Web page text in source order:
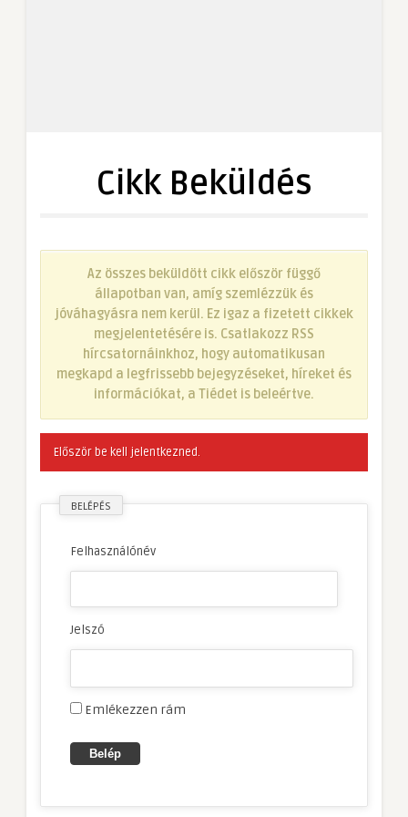
Cikk Beküldés
Az összes beküldött cikk először függő
állapotban van, amíg szemlézzük és
jóváhagyásra nem kerül. Ez igaz a fizetett cikkek
megjelentetésére is. Csatlakozz RSS
hírcsatornáinkhoz, hogy automatikusan
megkapd a legfrissebb bejegyzéseket, híreket és
információkat, a Tiédet is beleértve.
Először be kell jelentkezned.
BELÉPÉS
Felhasználónév
Jelszó
Emlékezzen rám
Belép